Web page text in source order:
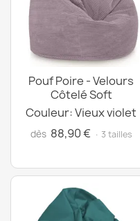
Pouf Poire - Velours
Côtelé Soft
Couleur: Vieux violet
dès 88,90 € · 3 tailles